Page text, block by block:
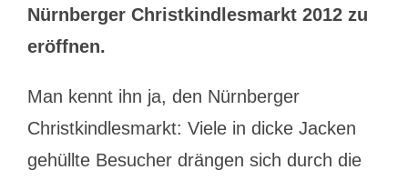
Nürnberger Christkindlesmarkt 2012 zu
eröffnen.
Man kennt ihn ja, den Nürnberger
Christkindlesmarkt: Viele in dicke Jacken
gehüllte Besucher drängen sich durch die